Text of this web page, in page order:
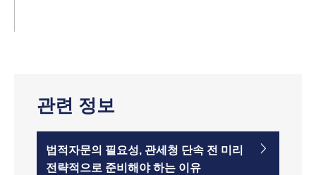
관련 정보
법적자문의 필요성, 관세청 단속 전 미리
전략적으로 준비해야 하는 이유